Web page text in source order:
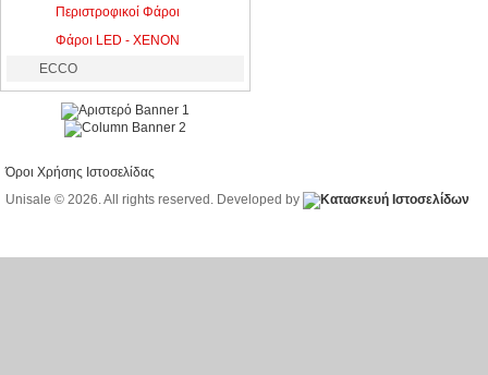
Περιστροφικοί Φάροι
Φάροι LED - XENON
ECCO
Όροι Χρήσης Ιστοσελίδας
Unisale © 2026. All rights reserved. Developed by